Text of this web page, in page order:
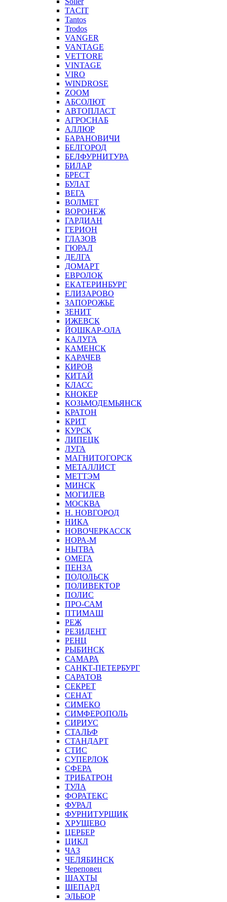
TACIT
Tantos
Trodos
VANGER
VANTAGE
VETTORE
VINTAGE
VIRO
WINDROSE
ZOOM
АБСОЛЮТ
АВТОПЛАСТ
АГРОСНАБ
АЛЛЮР
БАРАНОВИЧИ
БЕЛГОРОД
БЕЛФУРНИТУРА
БИЛАР
БРЕСТ
БУЛАТ
ВЕГА
ВОЛМЕТ
ВОРОНЕЖ
ГАРДИАН
ГЕРИОН
ГЛАЗОВ
ГЮРАЛ
ДЕЛГА
ДОМАРТ
ЕВРОЛОК
ЕКАТЕРИНБУРГ
ЕЛИЗАРОВО
ЗАПОРОЖЬЕ
ЗЕНИТ
ИЖЕВСК
ЙОШКАР-ОЛА
КАЛУГА
КАМЕНСК
КАРАЧЕВ
КИРОВ
КИТАЙ
КЛАСС
КНОКЕР
КОЗЬМОДЕМЬЯНСК
КРАТОН
КРИТ
КУРСК
ЛИПЕЦК
ЛУГА
МАГНИТОГОРСК
МЕТАЛЛИСТ
МЕТТЭМ
МИНСК
МОГИЛЕВ
МОСКВА
Н. НОВГОРОД
НИКА
НОВОЧЕРКАССК
НОРА-М
НЫТВА
ОМЕГА
ПЕНЗА
ПОДОЛЬСК
ПОЛИВЕКТОР
ПОЛИС
ПРО-САМ
ПТИМАШ
РЕЖ
РЕЗИДЕНТ
РЕНЦ
РЫБИНСК
САМАРА
САНКТ-ПЕТЕРБУРГ
САРАТОВ
СЕКРЕТ
СЕНАТ
СИМЕКО
СИМФЕРОПОЛЬ
СИРИУС
СТАЛЬФ
СТАНДАРТ
СТИС
СУПЕРЛОК
СФЕРА
ТРИБАТРОН
ТУЛА
ФОРАТЕКС
ФУРАЛ
ФУРНИТУРЩИК
ХРУЩЕВО
ЦЕРБЕР
ЦИКЛ
ЧАЗ
ЧЕЛЯБИНСК
Череповец
ШАХТЫ
ШЕПАРД
ЭЛЬБОР